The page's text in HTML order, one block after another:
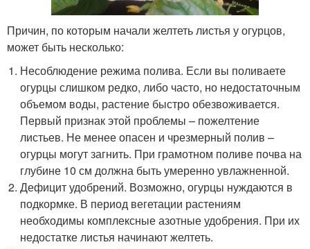
Причин, по которым начали желтеть листья у огурцов,
может быть несколько:
Несоблюдение режима полива. Если вы поливаете
огурцы слишком редко, либо часто, но недостаточным
объемом воды, растение быстро обезвоживается.
Первый признак этой проблемы – пожелтение
листьев. Не менее опасен и чрезмерный полив –
огурцы могут загнить. При грамотном поливе почва на
глубине 10 см должна быть умеренно увлажненной.
Дефицит удобрений. Возможно, огурцы нуждаются в
подкормке. В период вегетации растениям
необходимы комплексные азотные удобрения. При их
недостатке листья начинают желтеть.